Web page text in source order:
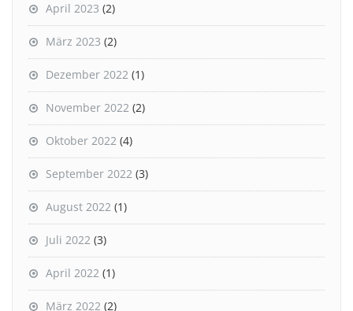
April 2023 (2)
März 2023 (2)
Dezember 2022 (1)
November 2022 (2)
Oktober 2022 (4)
September 2022 (3)
August 2022 (1)
Juli 2022 (3)
April 2022 (1)
März 2022 (2)